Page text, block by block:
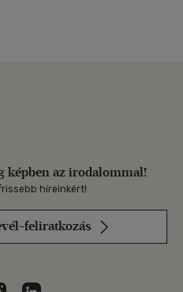
képben az irodalommal!
híreinkért!
feliratkozás